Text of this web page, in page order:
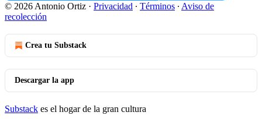
© 2026 Antonio Ortiz · Privacidad ∙ Términos ∙ Aviso de
recolección
Crea tu Substack
Descargar la app
Substack es el hogar de la gran cultura